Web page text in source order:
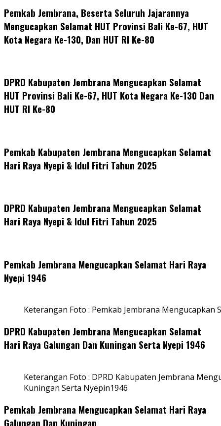
Pemkab Jembrana, Beserta Seluruh Jajarannya
Mengucapkan Selamat HUT Provinsi Bali Ke-67, HUT
Kota Negara Ke-130, Dan HUT RI Ke-80
DPRD Kabupaten Jembrana Mengucapkan Selamat
HUT Provinsi Bali Ke-67, HUT Kota Negara Ke-130 Dan
HUT RI Ke-80
Pemkab Kabupaten Jembrana Mengucapkan Selamat
Hari Raya Nyepi & Idul Fitri Tahun 2025
DPRD Kabupaten Jembrana Mengucapkan Selamat
Hari Raya Nyepi & Idul Fitri Tahun 2025
Pemkab Jembrana Mengucapkan Selamat Hari Raya
Nyepi 1946
Keterangan Foto : Pemkab Jembrana Mengucapkan
DPRD Kabupaten Jembrana Mengucapkan Selamat
Hari Raya Galungan Dan Kuningan Serta Nyepi 1946
Keterangan Foto : DPRD Kabupaten Jembrana
Kuningan Serta Nyepin1946
Pemkab Jembrana Mengucapkan Selamat Hari Raya
Galungan Dan Kuningan